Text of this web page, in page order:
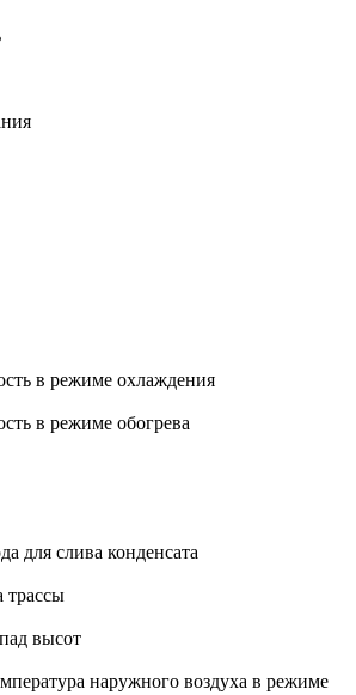
в режиме охлаждения
в режиме обогрева
для слива конденсата
трассы
высот
наружного воздуха в режиме